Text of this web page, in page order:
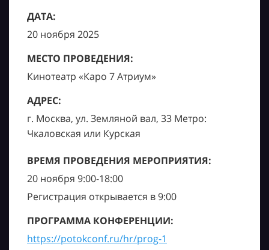
ДАТА:
20 ноября 2025
МЕСТО ПРОВЕДЕНИЯ:
Кинотеатр «Каро 7 Атриум»
АДРЕС:
г. Москва, ул. Земляной вал, 33 Метро:
Чкаловская или Курская
ВРЕМЯ ПРОВЕДЕНИЯ МЕРОПРИЯТИЯ:
20 ноября 9:00-18:00
Регистрация открывается в 9:00
ПРОГРАММА КОНФЕРЕНЦИИ:
https://potokconf.ru/hr/prog-1